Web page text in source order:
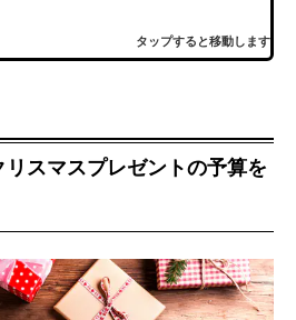
タップすると移動します
スマスプレゼントの予算を